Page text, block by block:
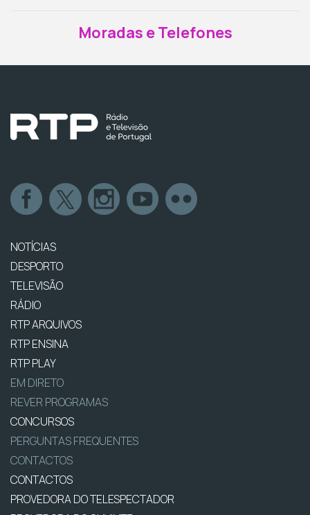
Moradas e Telefones
NOTÍCIAS
DESPORTO
TELEVISÃO
RÁDIO
RTP ARQUIVOS
RTP ENSINA
RTP PLAY
EM DIRETO
REVER PROGRAMAS
CONCURSOS
PERGUNTAS FREQUENTES
CONTACTOS
CONTACTOS
PROVEDORA DO TELESPECTADOR